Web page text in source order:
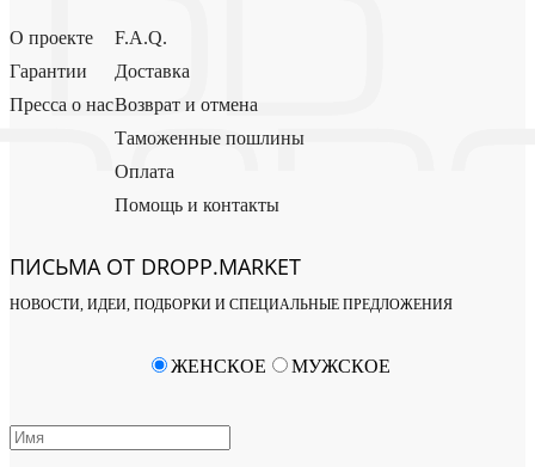
О проекте
Гарантии
Пресса о нас
F.A.Q.
Доставка
Возврат и отмена
Таможенные пошлины
Оплата
Помощь и контакты
ПИСЬМА ОТ DROPP.MARKET
НОВОСТИ, ИДЕИ, ПОДБОРКИ И СПЕЦИАЛЬНЫЕ ПРЕДЛОЖЕНИЯ
ЖЕНСКОЕ МУЖСКОЕ